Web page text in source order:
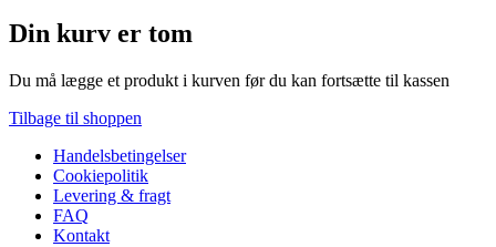
Din kurv er tom
Du må lægge et produkt i kurven før du kan fortsætte til kassen
Tilbage til shoppen
Handelsbetingelser
Cookiepolitik
Levering & fragt
FAQ
Kontakt